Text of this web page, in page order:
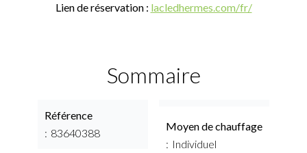
Lien de réservation : lacledhermes.com/fr/
Sommaire
Référence
83640388
Moyen de chauffage
Individuel